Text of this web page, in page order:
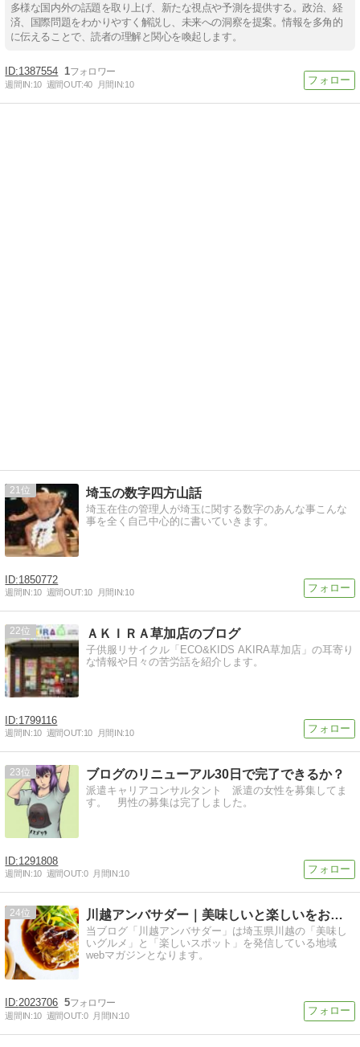
多様な国内外の話題を取り上げ、新たな視点や予測を提供する。政治、経
済、国際問題をわかりやすく解説し、未来への洞察を提案。情報を多角的
に伝えることで、読者の理解と関心を喚起します。
1387554 1
週間IN:10 週間OUT:40 月間IN:10
21 埼玉の数字四方山話
埼玉在住の管理人が埼玉に関する数字のあんな事こんな
事を全く自己中心的に書いていきます。
1850772
週間IN:10 週間OUT:10 月間IN:10
22 ＡＫＩＲＡ草加店のブログ
子供服リサイクル「ECO&KIDS AKIRA草加店」の耳寄り
な情報や日々の苦労話を紹介します。
1799116
週間IN:10 週間OUT:10 月間IN:10
23 ブログのリニューアル30日で完了できるか？
派遣キャリアコンサルタント 派遣の女性を募集してま
す。 男性の募集は完了しました。
1291808
週間IN:10 週間OUT:0 月間IN:10
24 川越アンバサダー｜美味しいと楽しいをお届けしている地域ブログ
当ブログ「川越アンバサダー」は埼玉県川越の「美味し
いグルメ」と「楽しいスポット」を発信している地域
webマガジンとなります。
2023706 5
週間IN:10 週間OUT:0 月間IN:10